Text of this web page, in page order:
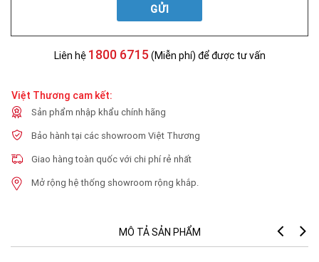
GỬI
Liên hệ 1800 6715 (Miễn phí) để được tư vấn
Việt Thương cam kết:
Sản phẩm nhập khẩu chính hãng
Bảo hành tại các showroom Việt Thương
Giao hàng toàn quốc với chi phí rẻ nhất
Mở rộng hệ thống showroom rộng khắp.
MÔ TẢ SẢN PHẨM